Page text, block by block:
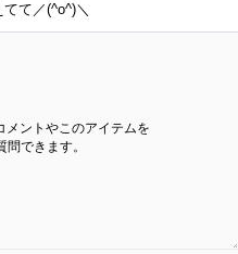
て／(^o^)＼
メントやこのアイテムを
できます。